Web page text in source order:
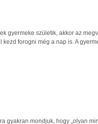
gyermeke születik, akkor az
kezd forogni még a nap is. A
gyakran mondjuk, hogy „olyan